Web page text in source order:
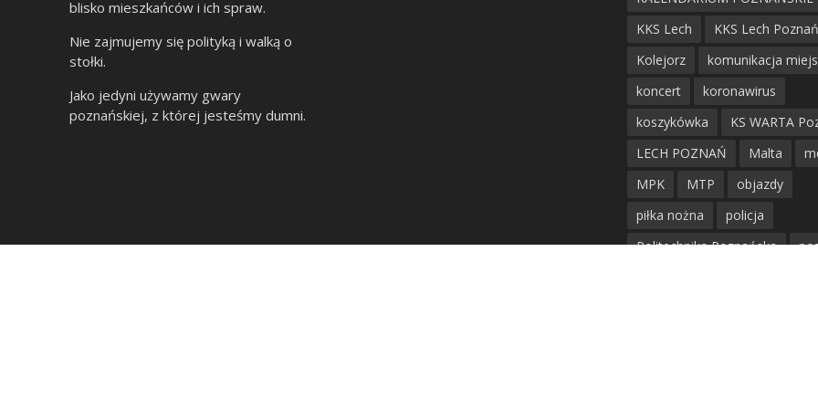
blisko mieszkańców i ich spraw.
Nie zajmujemy się polityką i walką o
stołki.
Jako jedyni używamy gwary
poznańskiej, z której jesteśmy dumni.
KKS Lech
KKS Lech Poznań
Kolejorz
komunikacja
koncert
koronawirus
koszykówka
KS WARTA
LECH POZNAŃ
Malta
MPK
MTP
objazdy
piłka nożna
policja
Politechnika Poznańska